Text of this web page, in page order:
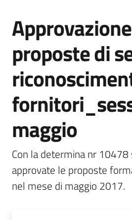
Servizi
Leggi
atti
bandi
Menu selezionato
Piani
programmi
progetti
Agricoltura
proposte di
maggio
Con la determina nr
approvate le proposte
nel mese di maggio 2017.